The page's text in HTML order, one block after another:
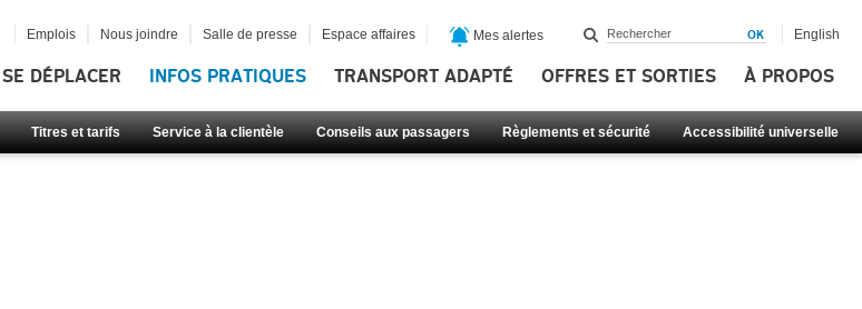
SE DÉPLACER INFOS PRATIQUES TRANSPORT ADAPTÉ OFFRES ET SORTIES À PROPOS
Titres et tarifs Service à la clientèle Conseils aux passagers Règlements et sécurité Accessibilité universelle
Emplois Nous joindre Salle de presse Espace affaires Mes alertes English